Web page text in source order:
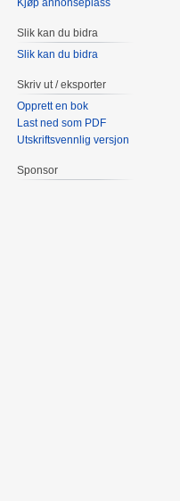
Kjøp annonseplass
Slik kan du bidra
Slik kan du bidra
Skriv ut / eksporter
Opprett en bok
Last ned som PDF
Utskriftsvennlig versjon
Sponsor